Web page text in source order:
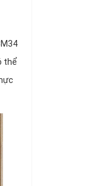
thể